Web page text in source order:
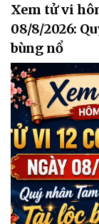
Xem tử vi
08/8/2026:
bùng nổ